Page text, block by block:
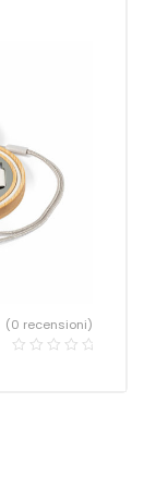
(0 recensioni)